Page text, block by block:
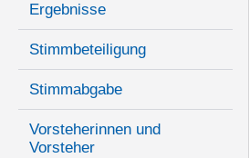
Ergebnisse
Stimmbeteiligung
Stimmabgabe
Vorsteherinnen und
Vorsteher